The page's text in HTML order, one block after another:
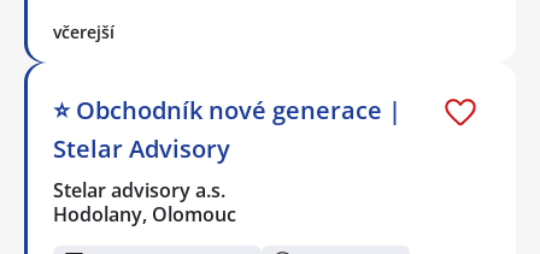
včerejší
⭐️ Obchodník nové generace |
Stelar Advisory
Stelar advisory a.s.
Hodolany, Olomouc